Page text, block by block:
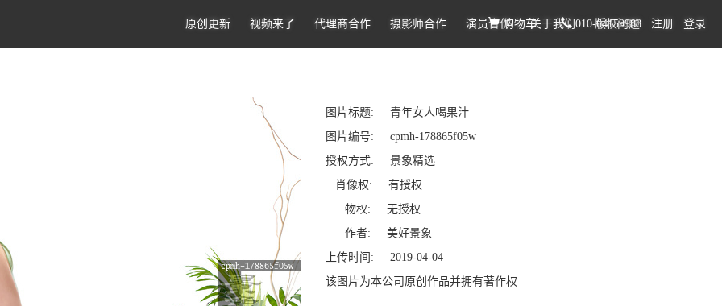
原创更新 视频来了 代理商合作 摄影师合作 演员合作 关于我们 版权问题
购物车 010-64159988 注册 登录
图片标题: 青年女人喝果汁
图片编号: cpmh-178865f05w
授权方式: 景象精选
肖像权: 有授权
物权: 无授权
作者: 美好景象
上传时间: 2019-04-04
该图片为本公司原创作品并拥有著作权